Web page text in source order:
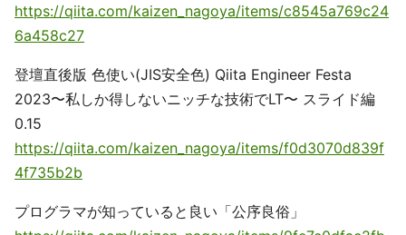
https://qiita.com/kaizen_nagoya/items/c8545a769c24
6a458c27
登壇直後版 色使い(JIS安全色) Qiita Engineer Festa
2023〜私しか得しないニッチな技術でLT〜 スライド編
0.15
https://qiita.com/kaizen_nagoya/items/f0d3070d839f
4f735b2b
プログラマが知っていると良い「公序良俗」